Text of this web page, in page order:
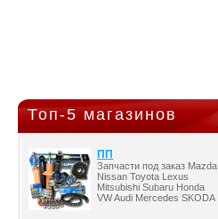
Топ-5 магазинов
ПП
Запчасти под заказ Mazda
Nissan Toyota Lexus
Mitsubishi Subaru Honda
VW Audi Mercedes SKODA